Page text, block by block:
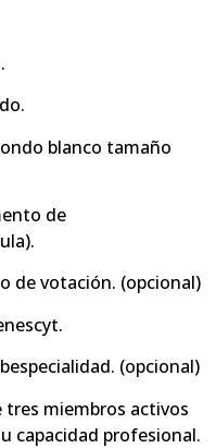
blanco tamaño
de
de votación. (opcional)
(opcional)
tres miembros activos
capacidad profesional.